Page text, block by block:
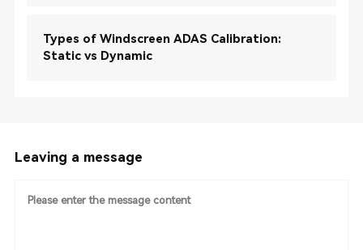
Types of Windscreen ADAS Calibration:
Static vs Dynamic
Leaving a message